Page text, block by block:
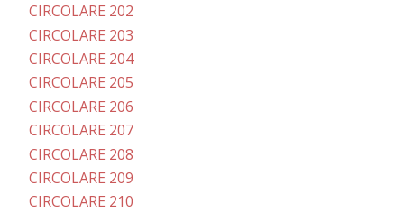
CIRCOLARE 202
CIRCOLARE 203
CIRCOLARE 204
CIRCOLARE 205
CIRCOLARE 206
CIRCOLARE 207
CIRCOLARE 208
CIRCOLARE 209
CIRCOLARE 210